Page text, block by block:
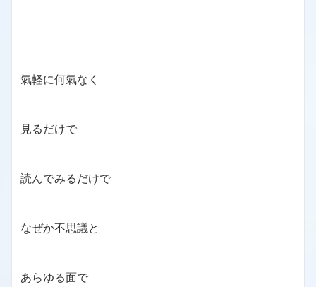
氣軽に何氣なく
見るだけで
読んでみるだけで
なぜか不思議と
あらゆる面で